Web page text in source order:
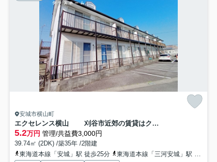
安城市横山町
エクセレンス横山 刈谷市近郊の賃貸はクラスホーム
5.2万円 管理/共益費3,000円
39.74㎡ (2DK) /築35年 /2階建
東海道本線「安城」駅 徒歩25分
東海道本線「三河安城」駅 徒歩29分